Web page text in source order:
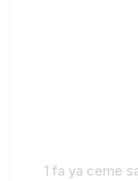
1 fa ya ceme